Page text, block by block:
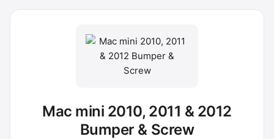
Mac mini 2010, 2011 & 2012
Bumper & Screw